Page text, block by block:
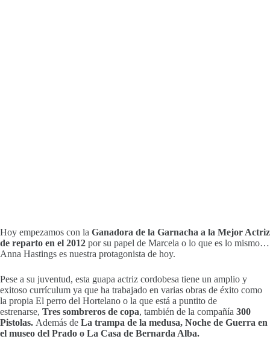
Hoy empezamos con la Ganadora de la Garnacha a la Mejor Actriz
de reparto en el 2012 por su papel de Marcela o lo que es lo mismo…
Anna Hastings es nuestra protagonista de hoy.
Pese a su juventud, esta guapa actriz cordobesa tiene un amplio y
exitoso currículum ya que ha trabajado en varias obras de éxito como
la propia El perro del Hortelano o la que está a puntito de
estrenarse, Tres sombreros de copa, también de la compañía 300
Pistolas. Además de La trampa de la medusa, Noche de Guerra en
el museo del Prado o La Casa de Bernarda Alba.